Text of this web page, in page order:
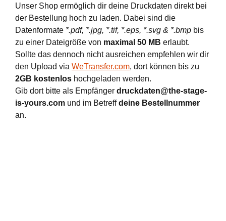
Unser Shop ermöglich dir deine Druckdaten direkt bei
der Bestellung hoch zu laden. Dabei sind die
Datenformate *.pdf, *.jpg, *.tif, *.eps, *.svg & *.bmp bis
zu einer Dateigröße von maximal 50 MB erlaubt.
Sollte das dennoch nicht ausreichen empfehlen wir dir
den Upload via WeTransfer.com, dort können bis zu
2GB kostenlos hochgeladen werden.
Gib dort bitte als Empfänger druckdaten@the-stage-
is-yours.com und im Betreffdeine Bestellnummer
an.